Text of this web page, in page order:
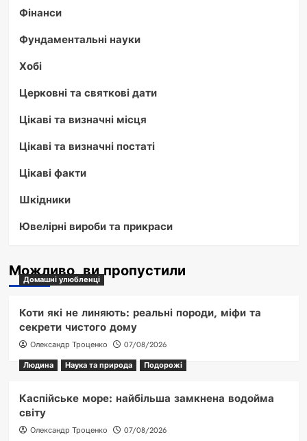
Фінанси
Фундаментальні науки
Хобі
Церковні та святкові дати
Цікаві та визначні місця
Цікаві та визначні постаті
Цікаві факти
Шкідники
Ювелірні вироби та прикраси
Можливо, ви пропустили
Домашні улюбленці
Коти які не линяють: реальні породи, міфи та
секрети чистого дому
Олександр Троценко
07/08/2026
Людина
Наука та природа Подорожі
Каспійське море: найбільша замкнена водойма
світу
Олександр Троценко
07/08/2026